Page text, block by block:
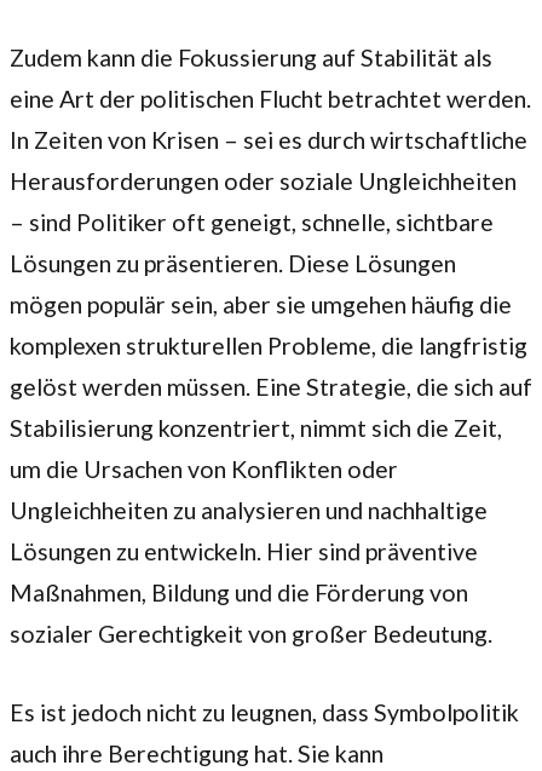
Zudem kann die Fokussierung auf Stabilität als
eine Art der politischen Flucht betrachtet werden.
In Zeiten von Krisen – sei es durch wirtschaftliche
Herausforderungen oder soziale Ungleichheiten
– sind Politiker oft geneigt, schnelle, sichtbare
Lösungen zu präsentieren. Diese Lösungen
mögen populär sein, aber sie umgehen häufig die
komplexen strukturellen Probleme, die langfristig
gelöst werden müssen. Eine Strategie, die sich auf
Stabilisierung konzentriert, nimmt sich die Zeit,
um die Ursachen von Konflikten oder
Ungleichheiten zu analysieren und nachhaltige
Lösungen zu entwickeln. Hier sind präventive
Maßnahmen, Bildung und die Förderung von
sozialer Gerechtigkeit von großer Bedeutung.
Es ist jedoch nicht zu leugnen, dass Symbolpolitik
auch ihre Berechtigung hat. Sie kann